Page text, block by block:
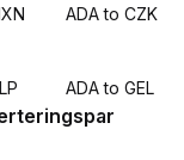
ADA to CZK
ADA to GEL